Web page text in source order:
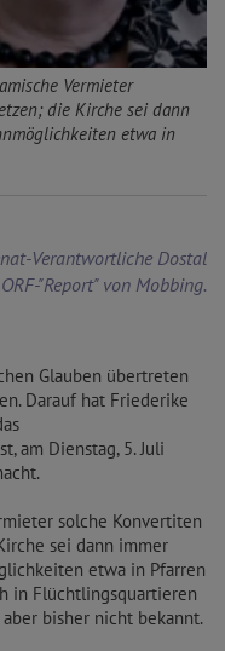
Vermieter
die Kirche sei dann
etwa in
Verantwortliche Dostal
"Report" von Mobbing.
Glauben übertreten
Darauf hat Friederike
am Dienstag, 5. Juli
solche Konvertiten
sei dann immer
etwa in Pfarren
in Flüchtlingsquartieren
bisher nicht bekannt.